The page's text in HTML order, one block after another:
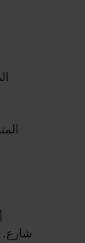
شارع.